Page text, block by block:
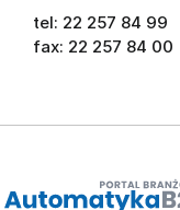
tel: 22 257 84 99
fax: 22 257 84 00